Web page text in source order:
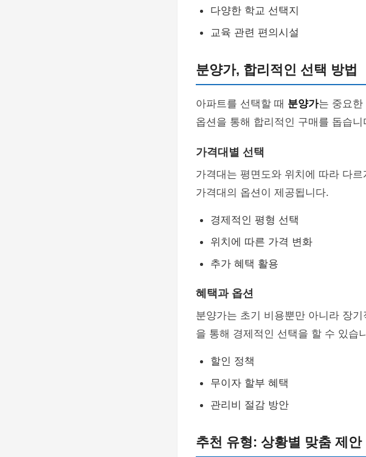
다양한 학교 선택지
교육 관련 편의시설
분양가, 합리적인 선택 방법
아파트를 선택할 때 분양가는 중요
옵션을 통해 합리적인 구매를 돕습니
가격대별 선택
가격대는 평면도와 위치에 따라 다
가격대의 옵션이 제공됩니다.
경제적인 평형 선택
위치에 따른 가격 변화
추가 혜택 활용
혜택과 옵션
분양가는 초기 비용뿐만 아니라 장
을 통해 경제적인 선택을 할 수 있습
할인 정책
무이자 할부 혜택
관리비 절감 방안
추천 유형: 상황별 맞춤 제안